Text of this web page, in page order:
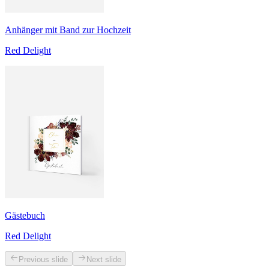
Anhänger mit Band zur Hochzeit
Red Delight
Gästebuch
Red Delight
Previous slide Next slide